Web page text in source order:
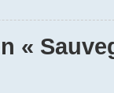
«